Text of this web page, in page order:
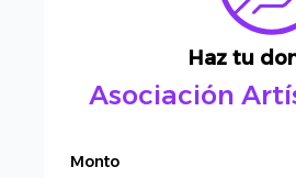
Haz tu
Asociación
Monto